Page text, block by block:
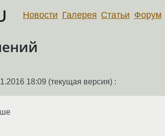
Новости Галерея Статьи Форум
18:09 (текущая версия) :